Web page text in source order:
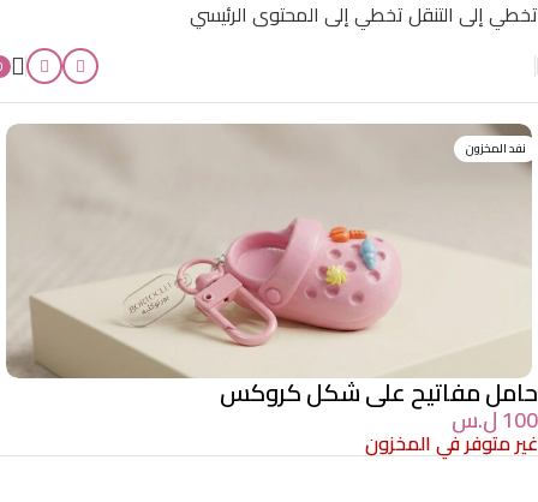
تخطي إلى التنقلتخطي إلى المحتوى الرئيسي
الرئيسية
نفد المخزون
حامل مفاتيح على شكل كروكس
100ل.س
غير متوفر في المخزون